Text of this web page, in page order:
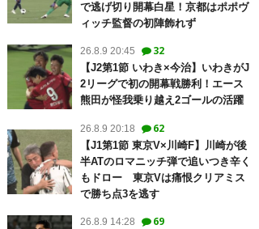
で逃げ切り開幕白星！京都はポポヴ
ィッチ監督の初陣飾れず
26.8.9 20:45 32
【J2第1節 いわき×今治】いわきがJ
2リーグで初の開幕戦勝利！エース
熊田が怪我乗り越え2ゴールの活躍
26.8.9 20:18 62
【J1第1節 東京V×川崎F】川崎が後
半ATのロマニッチ弾で追いつき辛く
もドロー 東京Vは痛恨クリアミス
で勝ち点3を逃す
26.8.9 14:28 69